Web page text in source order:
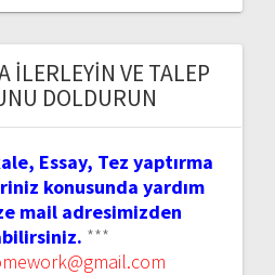
İLERLEYIN VE TALEP
DOLDURUN
Essay, Tez yaptırma
konusunda yardım
mail adresimizden
***